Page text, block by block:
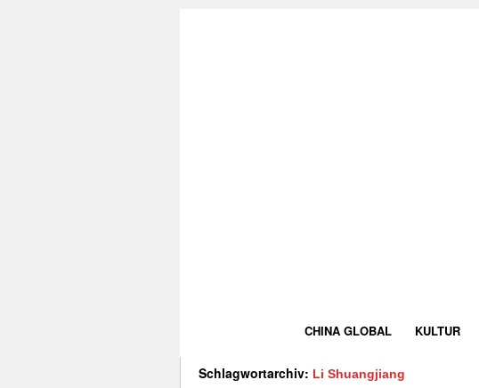
CHINA GLOBAL KULTUR
Schlagwortarchiv: Li Shuangjiang